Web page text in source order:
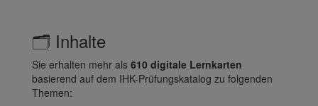
🗂️ Inhalte
Sie erhalten mehr als 610 digitale Lernkarten
basierend auf dem IHK-Prüfungskatalog zu folgenden
Themen: